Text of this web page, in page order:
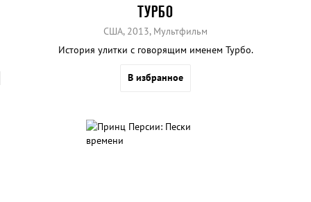
ТУРБО
США, 2013, Мультфильм
История улитки с говорящим именем Турбо.
В избранное